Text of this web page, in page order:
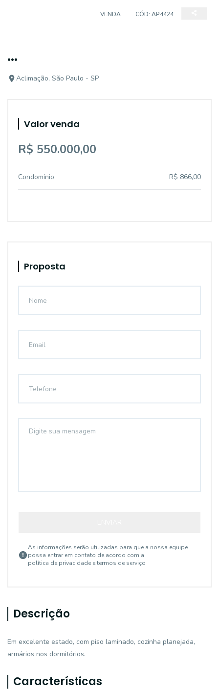
VENDA CÓD: AP4424
...
Aclimação, São Paulo - SP
Valor venda
R$ 550.000,00
Condomínio R$ 866,00
Proposta
As informações serão utilizadas para que a nossa equipe
possa entrar em contato de acordo com a
política de privacidade e termos de serviço
Descrição
Em excelente estado, com piso laminado, cozinha planejada,
armários nos dormitórios.
Características